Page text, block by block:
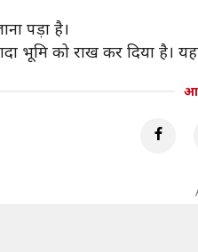
पड़ा है।
को राख कर दिया है।